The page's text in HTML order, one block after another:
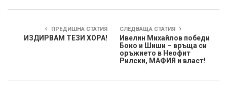
ПРЕДИШНА СТАТИЯ
ИЗДИРВАМ ТЕЗИ ХОРА!
СЛЕДВАЩА СТАТИЯ
Ивелин Михайлов победи
Боко и Шиши – връща си
оръжието в Неофит
Рилски, МАФИЯ и власт!